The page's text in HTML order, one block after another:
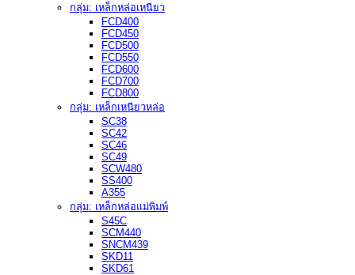
กลุ่ม: เหล็กหล่อเหนียว
FCD400
FCD450
FCD500
FCD550
FCD600
FCD700
FCD800
กลุ่ม: เหล็กเหนียวหล่อ
SC38
SC42
SC46
SC49
SCW480
SS400
A355
กลุ่ม: เหล็กหล่อแม่พิมพ์
S45C
SCM440
SNCM439
SKD11
SKD61